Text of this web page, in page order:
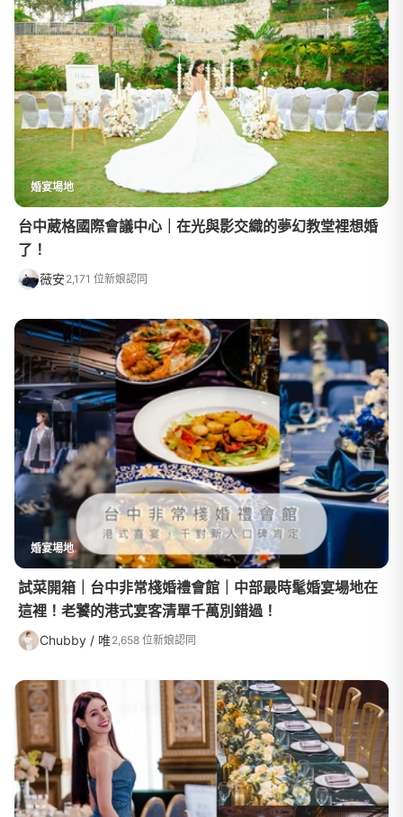
婚宴場地
台中葳格國際會議中心｜在光與影交織的夢幻教堂裡想婚
了！
薇安 2,171 位新娘認同
婚宴場地
試菜開箱｜台中非常棧婚禮會館｜中部最時髦婚宴場地在
這裡！老饕的港式宴客清單千萬別錯過！
Chubby / 唯 2,658 位新娘認同